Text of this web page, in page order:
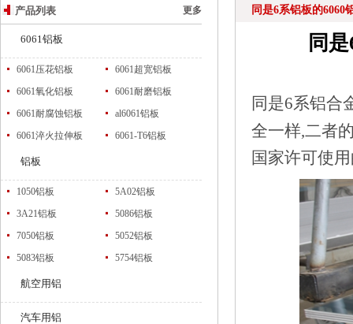
更多
产品列表
6061铝板
6061压花铝板
6061超宽铝板
6061氧化铝板
6061耐磨铝板
6061耐腐蚀铝板
al6061铝板
6061淬火拉伸板
6061-T6铝板
铝板
1050铝板
5A02铝板
3A21铝板
5086铝板
7050铝板
5052铝板
5083铝板
5754铝板
航空用铝
汽车用铝
同是6系铝板的6060
同
同是6系铝合
全一样,二者
国家许可使